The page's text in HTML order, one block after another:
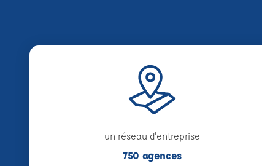
un réseau d'entreprise
750 agences